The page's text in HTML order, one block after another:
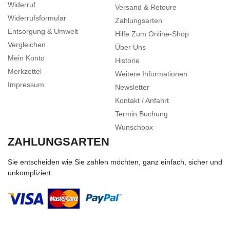
Widerruf
Widerrufsformular
Entsorgung & Umwelt
Vergleichen
Mein Konto
Merkzettel
Impressum
Versand & Retoure
Zahlungsarten
Hilfe Zum Online-Shop
Über Uns
Historie
Weitere Informationen
Newsletter
Kontakt / Anfahrt
Termin Buchung
Wunschbox
ZAHLUNGSARTEN
Sie entscheiden wie Sie zahlen möchten, ganz einfach, sicher und
unkompliziert.